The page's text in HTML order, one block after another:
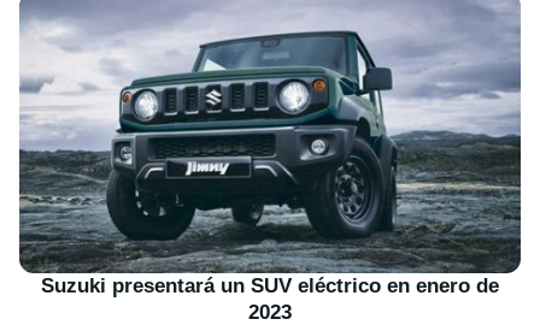
Suzuki presentará un SUV eléctrico en enero de
2023